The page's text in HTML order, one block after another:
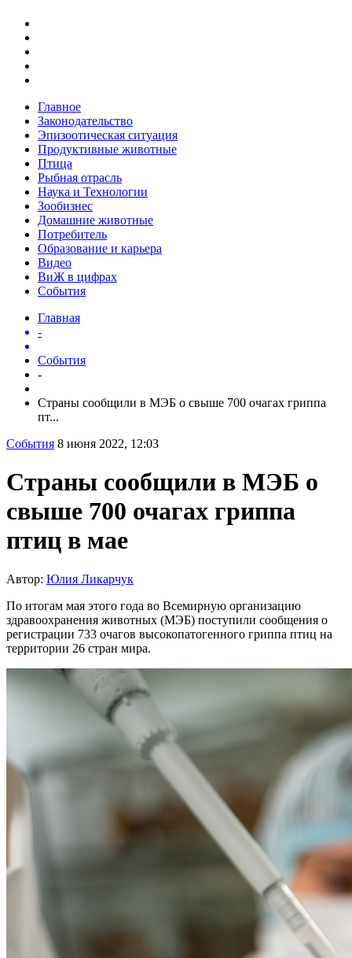
Главное
Законодательство
Эпизоотическая ситуация
Продуктивные животные
Птица
Рыбная отрасль
Наука и Технологии
Зообизнес
Домашние животные
Потребитель
Образование и карьера
Видео
ВиЖ в цифрах
События
Главная
-
События
-
Страны сообщили в МЭБ о свыше 700 очагах гриппа
пт...
События 8 июня 2022, 12:03
Страны сообщили в МЭБ о
свыше 700 очагах гриппа
птиц в мае
Автор: Юлия Ликарчук
По итогам мая этого года во Всемирную организацию
здравоохранения животных (МЭБ) поступили сообщения о
регистрации 733 очагов высокопатогенного гриппа птиц на
территории 26 стран мира.